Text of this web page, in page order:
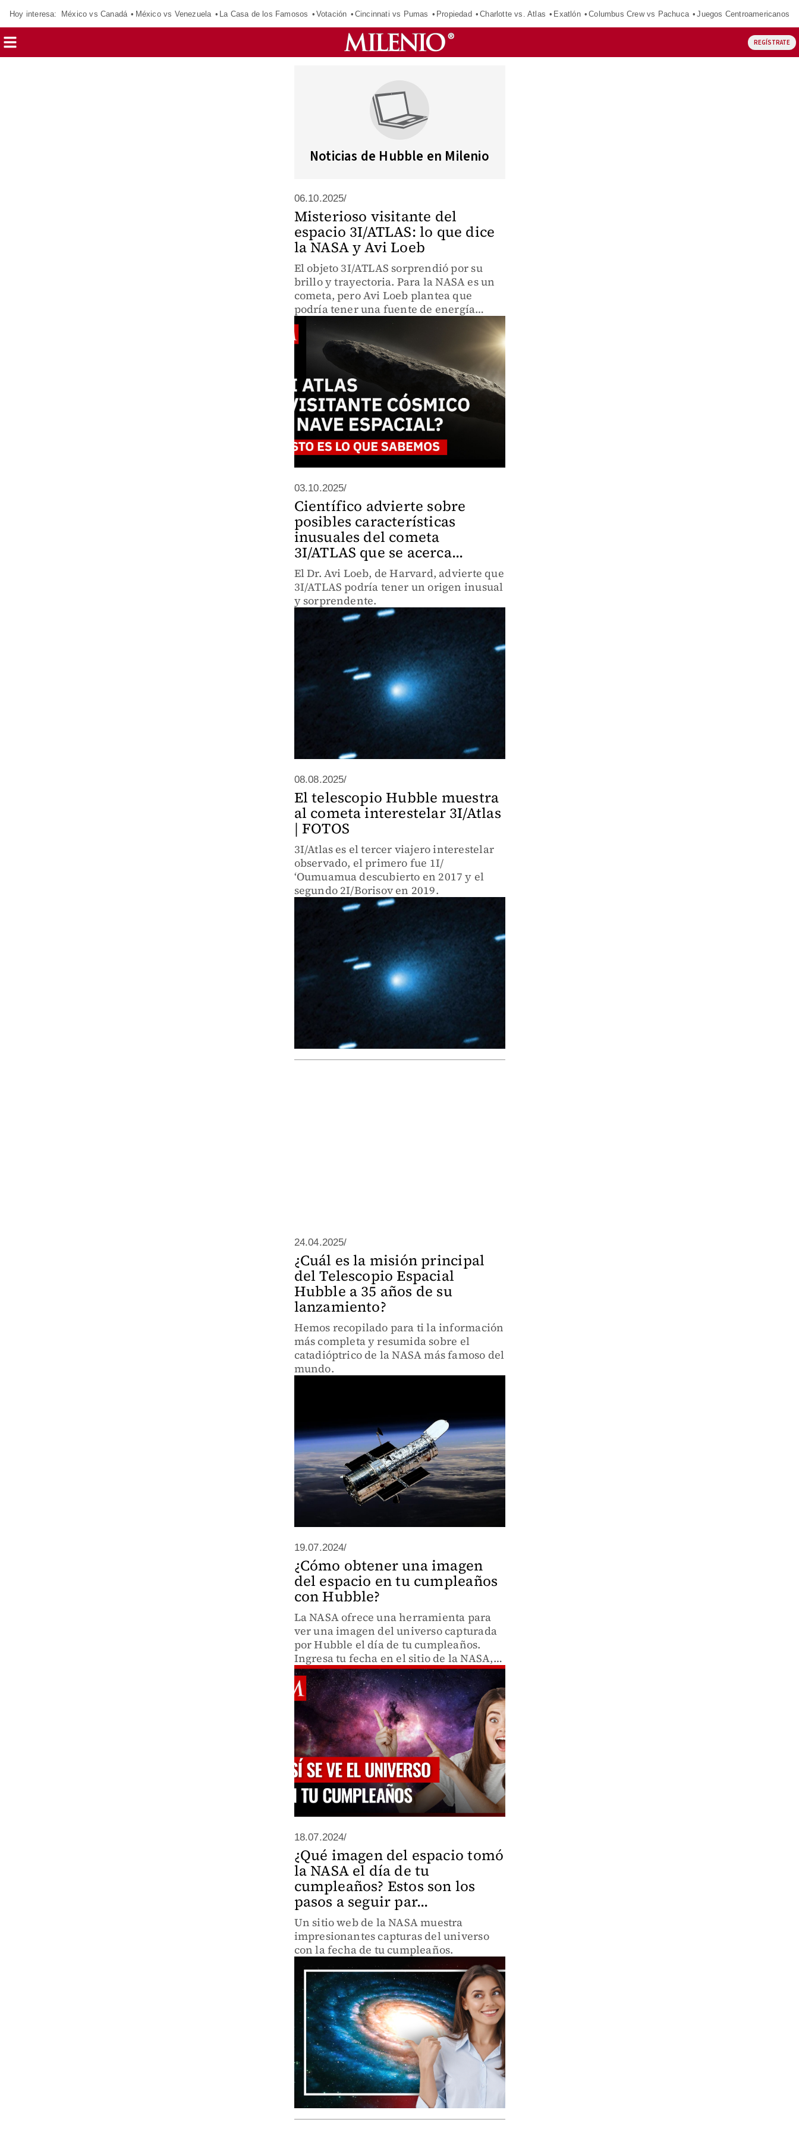
Hoy interesa: México vs Canadá México vs Venezuela La Casa de los Famosos Votación Cincinnati vs Pumas Propiedad Charlotte vs. Atlas Exatlón Columbus Crew vs Pachuca Juegos Centroamericanos
REGÍSTRATE
Noticias de Hubble en Milenio
06.10.2025/
Misterioso visitante del
espacio 3I/ATLAS: lo que dice
la NASA y Avi Loeb
El objeto 3I/ATLAS sorprendió por su
brillo y trayectoria. Para la NASA es un
cometa, pero Avi Loeb plantea que
podría tener una fuente de energía
nuclear. ¿Qué opinan los expertos y qué
podemos aprender de este visitante
interestelar?
03.10.2025/
Científico advierte sobre
posibles características
inusuales del cometa
3I/ATLAS que se acerca...
El Dr. Avi Loeb, de Harvard, advierte que
3I/ATLAS podría tener un origen inusual
y sorprendente.
08.08.2025/
El telescopio Hubble muestra
al cometa interestelar 3I/Atlas
| FOTOS
3I/Atlas es el tercer viajero interestelar
observado, el primero fue 1I/
ʻOumuamua descubierto en 2017 y el
segundo 2I/Borisov en 2019.
24.04.2025/
¿Cuál es la misión principal
del Telescopio Espacial
Hubble a 35 años de su
lanzamiento?
Hemos recopilado para ti la información
más completa y resumida sobre el
catadióptrico de la NASA más famoso del
mundo.
19.07.2024/
¿Cómo obtener una imagen
del espacio en tu cumpleaños
con Hubble?
La NASA ofrece una herramienta para
ver una imagen del universo capturada
por Hubble el día de tu cumpleaños.
Ingresa tu fecha en el sitio de la NASA,
obtén una imagen con explicación y
compártela en redes sociales.
18.07.2024/
¿Qué imagen del espacio tomó
la NASA el día de tu
cumpleaños? Estos son los
pasos a seguir par...
Un sitio web de la NASA muestra
impresionantes capturas del universo
con la fecha de tu cumpleaños.